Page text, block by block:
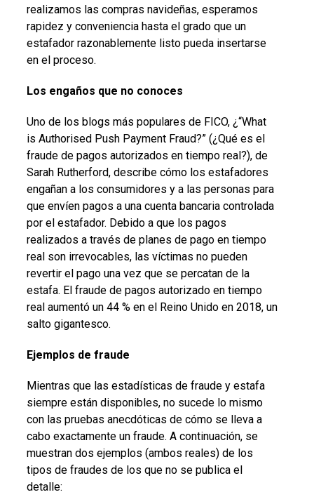
realizamos las compras navideñas, esperamos
rapidez y conveniencia hasta el grado que un
estafador razonablemente listo pueda insertarse
en el proceso.
Los engaños que no conoces
Uno de los blogs más populares de FICO, ¿“What
is Authorised Push Payment Fraud?” (¿Qué es el
fraude de pagos autorizados en tiempo real?), de
Sarah Rutherford, describe cómo los estafadores
engañan a los consumidores y a las personas para
que envíen pagos a una cuenta bancaria controlada
por el estafador. Debido a que los pagos
realizados a través de planes de pago en tiempo
real son irrevocables, las víctimas no pueden
revertir el pago una vez que se percatan de la
estafa. El fraude de pagos autorizado en tiempo
real aumentó un 44 % en el Reino Unido en 2018, un
salto gigantesco.
Ejemplos de fraude
Mientras que las estadísticas de fraude y estafa
siempre están disponibles, no sucede lo mismo
con las pruebas anecdóticas de cómo se lleva a
cabo exactamente un fraude. A continuación, se
muestran dos ejemplos (ambos reales) de los
tipos de fraudes de los que no se publica el
detalle: